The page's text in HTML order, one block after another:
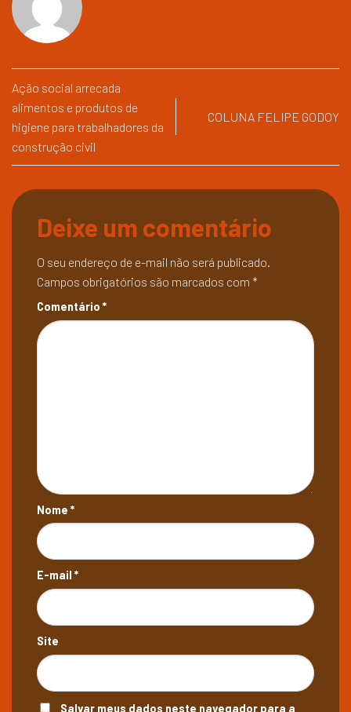
Ação social arrecada
alimentos e produtos de
higiene para trabalhadores da
construção civil
COLUNA FELIPE GODOY
Deixe um comentário
O seu endereço de e-mail não será publicado.
Campos obrigatórios são marcados com *
Comentário *
Nome *
E-mail *
Site
Salvar meus dados neste navegador para a